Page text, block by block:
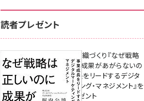
読者プレゼント
成果を生む組織づくり『なぜ戦略
は正しいのに成果があがらないの
か？ 事業成長をリードするデジタ
ルマーケティング・マネジメント』を
3名様にプレゼント